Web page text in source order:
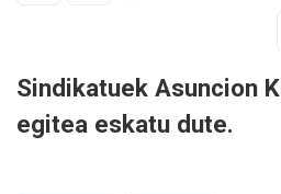
Sindikatuek Asuncion
egitea eskatu dute.